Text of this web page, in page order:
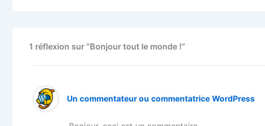
1 réflexion sur “Bonjour tout le monde !”
Un commentateur ou commentatrice WordPress